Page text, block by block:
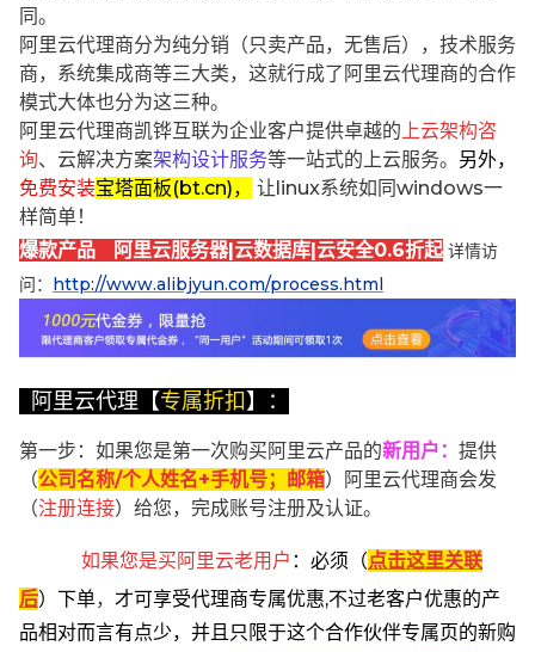
同。
阿里云代理商分为纯分销（只卖产品，无售后），技术服务
商，系统集成商等三大类，这就行成了阿里云代理商的合作
模式大体也分为这三种。
阿里云代理商凯铧互联为企业客户提供卓越的 上云架构咨
询、云解决方案架构设计服务等一站式的上云服务。 另外，
免费安装宝塔面板(bt.cn)，
让linux系统如同windows一
样简单！
爆款产品 阿里云服务器|云数据库|云安全0.6折起 详情访
问： http://www.alibjyun.com/process.html
阿里云代理【专属折扣】：
第一步：如果您是第一次购买阿里云产品的新用户 ： 提供
（公司名称/个人姓名+手机号；邮箱）阿里云代理商会发
（注册连接）给您，完成账号注册及认证。
如果您是买阿里云老用户 ： 必须 （点击这里关联
后） 下单， 才可享受代理商专属优惠,不过老客户优惠的产
品相对而言有点少，并且只限于这个合作伙伴专属页的新购